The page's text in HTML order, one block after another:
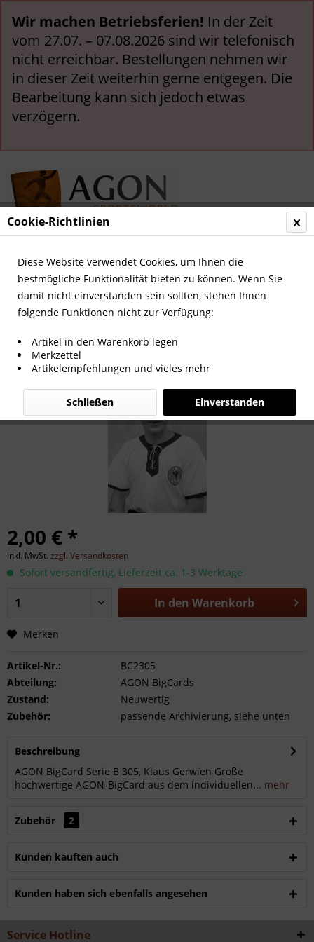
Wir machen Betriebsferien! In der Zeit
vom 27.07. – 07.08.2026 sind wir telefonisch
nicht erreichbar. Bestellungen nehmen wir
in dieser Zeit weiterhin gerne entgegen. Die
Bearbeitung kann sich jedoch etwas
verzögern.
Menü
Übersicht Deutsche Nationalspieler
2,00 € *
inkl. MwSt. zzgl. Versandkosten
Sofort versandfertig, Lieferzeit ca. 1-3 Werktage
In den Warenkorb
Merken
Artikel-Nr.:
BC2305
Abteilung:
AGON BigCards
Zustand:
Neuwertig
Zubehör:
passende Archivierung, siehe unten
Beschreibung
AGON BigCard Serie B 305, Klaus Gerwien Große
hochwertige AGON-BigCard aus dem individuellen... mehr
Zubehör 2
Kunden kauften auch
Kunden haben sich ebenfalls angesehen
Service Hotline
Cookie-Richtlinien
Diese Website verwendet Cookies, um Ihnen die
bestmögliche Funktionalität bieten zu können. Wenn Sie
damit nicht einverstanden sein sollten, stehen Ihnen
folgende Funktionen nicht zur Verfügung:
Artikel in den Warenkorb legen
Merkzettel
Artikelempfehlungen und vieles mehr
Einverstanden
Schließen